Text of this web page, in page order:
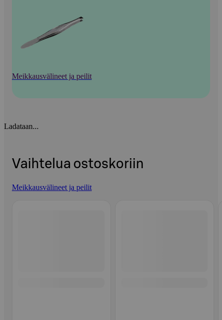
Meikkausvälineet ja peilit
Ladataan...
Vaihtelua ostoskoriin
Meikkausvälineet ja peilit